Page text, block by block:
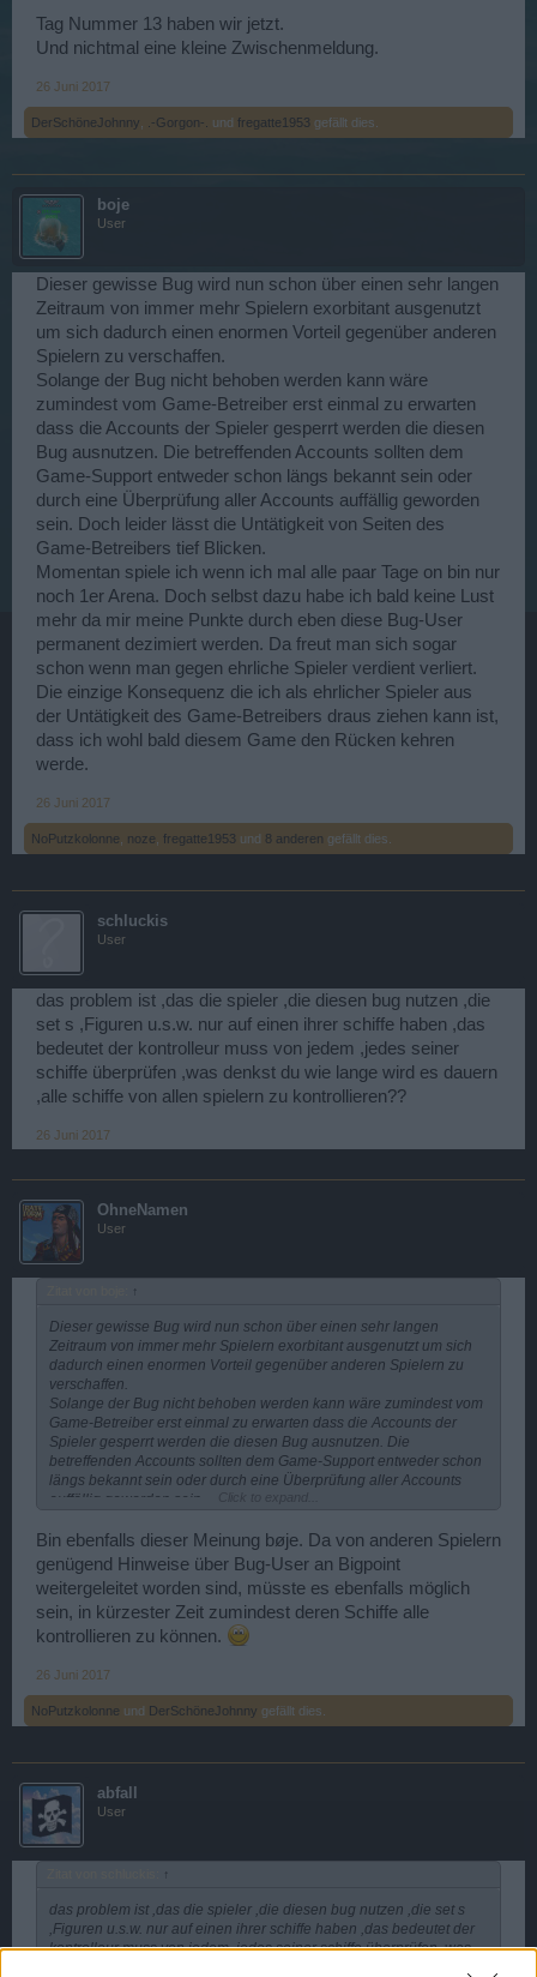
Tag Nummer 13 haben wir jetzt.
Und nichtmal eine kleine Zwischenmeldung.
26 Juni 2017
DerSchöneJohnny .-Gorgon-. und fregatte1953 gefällt dies.
boje
User
Dieser gewisse Bug wird nun schon über einen sehr langen
Zeitraum von immer mehr Spielern exorbitant ausgenutzt
um sich dadurch einen enormen Vorteil gegenüber anderen
Spielern zu verschaffen.
Solange der Bug nicht behoben werden kann wäre
zumindest vom Game-Betreiber erst einmal zu erwarten
dass die Accounts der Spieler gesperrt werden die diesen
Bug ausnutzen. Die betreffenden Accounts sollten dem
Game-Support entweder schon längs bekannt sein oder
durch eine Überprüfung aller Accounts auffällig geworden
sein. Doch leider lässt die Untätigkeit von Seiten des
Game-Betreibers tief Blicken.
Momentan spiele ich wenn ich mal alle paar Tage on bin nur
noch 1er Arena. Doch selbst dazu habe ich bald keine Lust
mehr da mir meine Punkte durch eben diese Bug-User
permanent dezimiert werden. Da freut man sich sogar
schon wenn man gegen ehrliche Spieler verdient verliert.
Die einzige Konsequenz die ich als ehrlicher Spieler aus
der Untätigkeit des Game-Betreibers draus ziehen kann ist,
dass ich wohl bald diesem Game den Rücken kehren
werde.
26 Juni 2017
NoPutzkolonne noze fregatte1953 und 8 anderen gefällt dies.
schluckis
User
das problem ist ,das die spieler ,die diesen bug nutzen ,die
set s ,Figuren u.s.w. nur auf einen ihrer schiffe haben ,das
bedeutet der kontrolleur muss von jedem ,jedes seiner
schiffe überprüfen ,was denkst du wie lange wird es dauern
,alle schiffe von allen spielern zu kontrollieren??
26 Juni 2017
OhneNamen
User
↑
Dieser gewisse Bug wird nun schon über einen sehr langen
Zeitraum von immer mehr Spielern exorbitant ausgenutzt um sich
dadurch einen enormen Vorteil gegenüber anderen Spielern zu
verschaffen.
Solange der Bug nicht behoben werden kann wäre zumindest vom
Game-Betreiber erst einmal zu erwarten dass die Accounts der
Spieler gesperrt werden die diesen Bug ausnutzen. Die
betreffenden Accounts sollten dem Game-Support entweder schon
längs bekannt sein oder durch eine Überprüfung aller Accounts
auffällig geworden sein.
Bin ebenfalls dieser Meinung bøje. Da von anderen Spielern
genügend Hinweise über Bug-User an Bigpoint
weitergeleitet worden sind, müsste es ebenfalls möglich
sein, in kürzester Zeit zumindest deren Schiffe alle
kontrollieren zu können.
26 Juni 2017
NoPutzkolonne und DerSchöneJohnny gefällt dies.
abfall
User
↑
das problem ist ,das die spieler ,die diesen bug nutzen ,die set s
,Figuren u.s.w. nur auf einen ihrer schiffe haben ,das bedeutet der
kontrolleur muss von jedem ,jedes seiner schiffe überprüfen ,was